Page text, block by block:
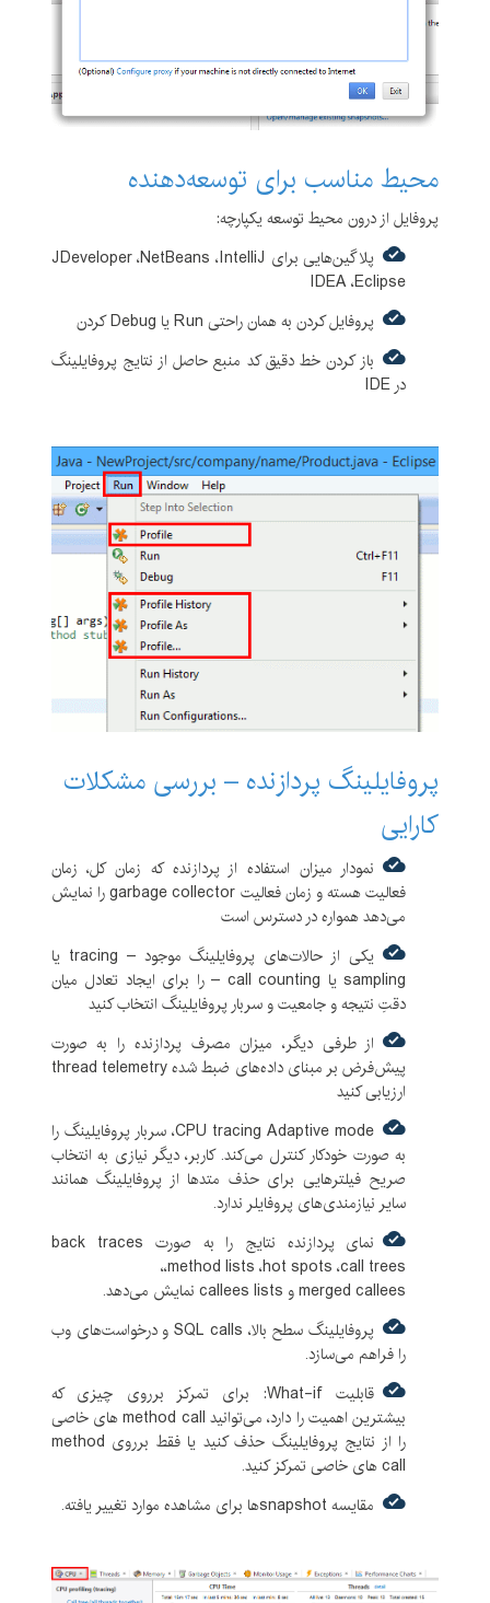
محیط مناسب برای توسعه‌دهنده
پروفایل از درون محیط توسعه یکپارچه:
پلاگین‌هایی برای JDeveloper ،NetBeans ،IntelliJ
IDEA ،Eclipse
پروفایل کردن به همان راحتی Run یا Debug کردن
باز کردن خط دقیق کد منبع حاصل از نتایج پروفایلینگ
در IDE
پروفایلینگ پردازنده – بررسی مشکلات
کارایی
نمودار میزان استفاده از پردازنده که زمان کل، زمان
فعالیت هسته و زمان فعالیت garbage collector را نمایش
می‌دهد همواره در دسترس است
یکی از حالات‌های پروفایلینگ موجود – tracing یا
sampling یا call counting – را برای ایجاد تعادل میان
دقتِ نتیجه و جامعیت و سربار پروفایلینگ انتخاب کنید
از طرفی دیگر، میزان مصرف پردازنده را به صورت
پیش‌فرض بر مبنای داده‌های ضبط شده thread telemetry
ارزیابی کنید
CPU tracing Adaptive mode، سربار پروفایلینگ را
به صورت خودکار کنترل می‌کند. کاربر، دیگر نیازی به انتخاب
صریح فیلترهایی برای حذف متدها از پروفایلینگ همانند
سایر نیازمندی‌های پروفایلر ندارد.
نمای پردازنده نتایج را به صورت back traces
،method lists ،hot spots ،call trees،
merged callees و callees lists نمایش می‌دهد.
پروفایلینگ سطح بالا، SQL calls و درخواست‌های وب
را فراهم می‌سازد.
قابلیت What-if: برای تمرکز برروی چیزی که
بیشترین اهمیت را دارد، می‌توانید method call های خاصی
را از نتایج پروفایلینگ حذف کنید یا فقط برروی method
call های خاصی تمرکز کنید.
مقایسه snapshotها برای مشاهده موارد تغییر یافته.